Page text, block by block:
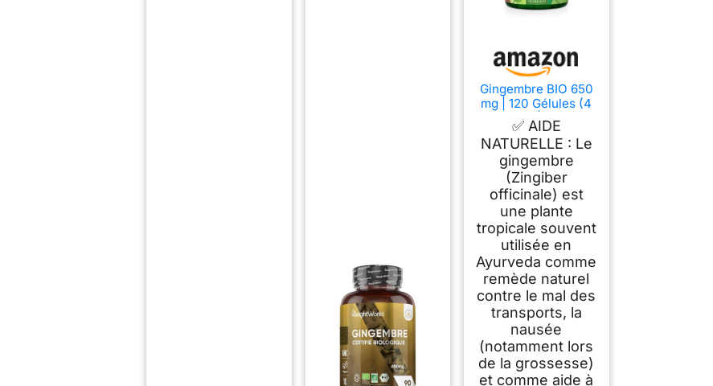
Gingembre BIO 650
mg | 120 Gélules (4
mois) | 1,5%
Gingerol | Digestion
+ Vomissement |
Testé en Laboratoire
| Vegan & Sans
Additifs | Vegavero®
✅ AIDE
NATURELLE : Le
gingembre
(Zingiber
officinale) est
une plante
tropicale souvent
utilisée en
Ayurveda comme
remède naturel
contre le mal des
transports, la
nausée
(notamment lors
de la grossesse)
et comme aide à